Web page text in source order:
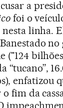
a
foi o
linha.
("124
“tucano”,
enfatizou
fim da